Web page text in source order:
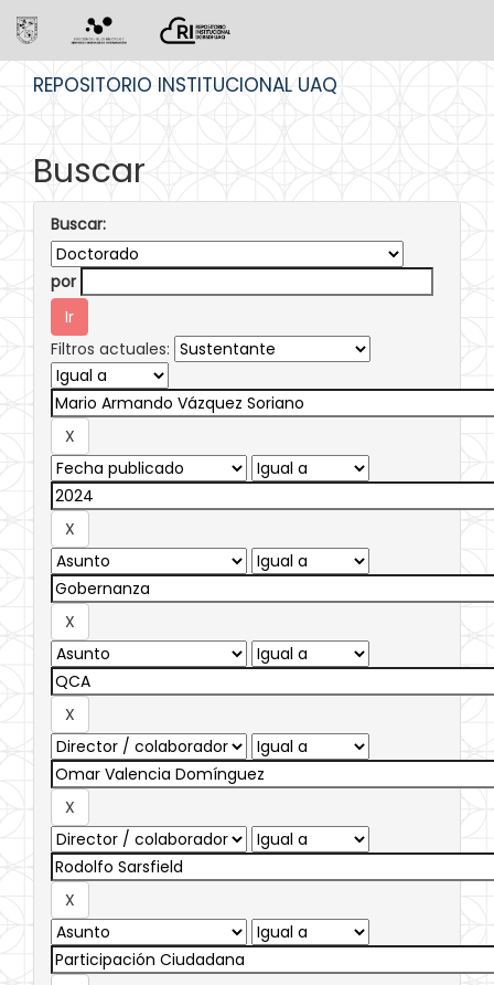
REPOSITORIO INSTITUCIONAL UAQ
Buscar
Buscar:
por
Filtros actuales: